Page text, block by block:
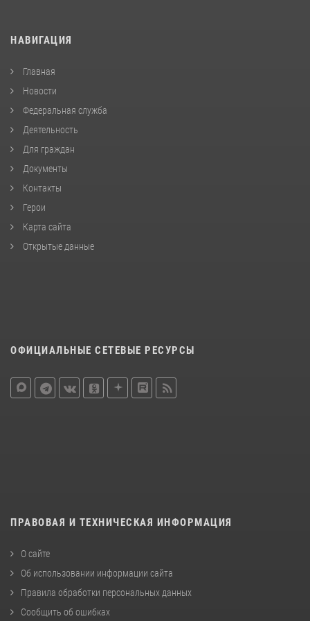
НАВИГАЦИЯ
Главная
Новости
Федеральная служба
Деятельность
Для граждан
Документы
Контакты
Герои
Карта сайта
Открытые данные
ОФИЦИАЛЬНЫЕ СЕТЕВЫЕ РЕСУРСЫ
ПРАВОВАЯ И ТЕХНИЧЕСКАЯ ИНФОРМАЦИЯ
О сайте
Об использовании информации сайта
Правила обработки персональных данных
Сообщить об ошибках